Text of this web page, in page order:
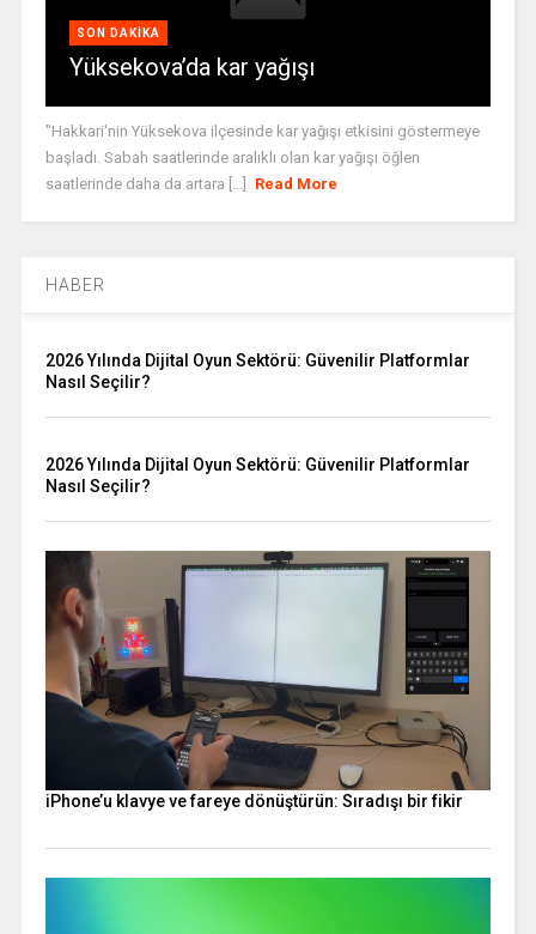
SON DAKIKA
Yüksekova’da kar yağışı
"Hakkari'nin Yüksekova ilçesinde kar yağışı etkisini göstermeye
başladı. Sabah saatlerinde aralıklı olan kar yağışı öğlen
saatlerinde daha da artara [...]
Read More
HABER
2026 Yılında Dijital Oyun Sektörü: Güvenilir Platformlar
Nasıl Seçilir?
2026 Yılında Dijital Oyun Sektörü: Güvenilir Platformlar
Nasıl Seçilir?
iPhone’u klavye ve fareye dönüştürün: Sıradışı bir fikir